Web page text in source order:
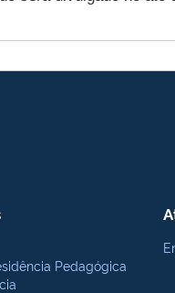
Pedagógica